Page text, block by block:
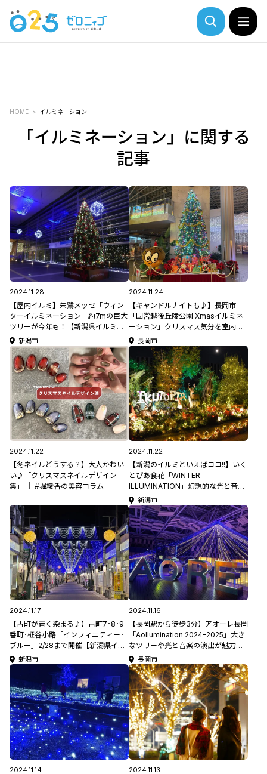
HOME イルミネーション
「イルミネーション」に関する
記事
2024.11.28
【屋内イルミ】朱鷺メッセ「ウィン
ターイルミネーション」約7mの巨大
ツリーが今年も！【新潟県イルミネ
ーション特集2024-2025】
新潟市
2024.11.24
【キャンドルナイトも♪】長岡市
「国営越後丘陵公園 Xmasイルミネ
ーション」クリスマス気分を室内で
も♪12/1(日)から開催【新潟県イルミ
ネーション特集2024-2025】
長岡市
2024.11.22
【冬ネイルどうする？】大人かわい
い♪「クリスマスネイルデザイン
集」 ｜ #堀綾香の美容コラム
2024.11.22
【新潟のイルミといえばココ!!】いく
とぴあ食花「WINTER
ILLUMINATION」幻想的な光と音楽
に包まれる！1/13(月･祝)まで開催
【新潟県イルミネーション特集
2024-2025】
新潟市
2024.11.17
【古町が青く染まる♪】古町7･8･9
番町･柾谷小路「インフィニティー･
ブルー」2/28まで開催【新潟県イル
ミネーション特集2024-2025】
新潟市
2024.11.16
【長岡駅から徒歩3分】アオーレ長岡
「Aollumination 2024-2025」大き
なツリーや光と音楽の演出が魅力
的！2/16(日)まで開催【新潟県イルミ
ネーション特集2024-2025】#アオ
ルミネ―ション
長岡市
2024.11.14 2024.11.13